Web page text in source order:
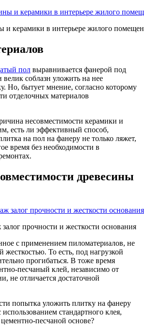
и керамики в интерьере жилого
пол выравнивается фанерой под
соблазн уложить на нее
Но, бытует мнение, согласно которому
отделочных материалов
несовместимости керамики и
есть ли эффективный способ,
на пол на фанеру не только ляжет,
время без необходимости в
древесины
прочности и жесткости основания
с применением пиломатериалов, не
жесткостью. То есть, под нагрузкой
прогибаться. В тоже время
песчаный клей, независимо от
не отличается достаточной
попытка уложить плитку на фанеру
стандартного клея,
песчаной основе?